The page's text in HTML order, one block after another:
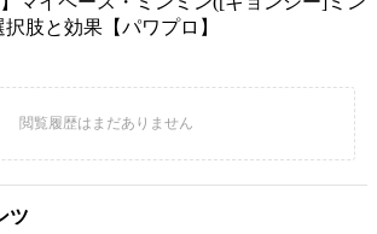
肢と効果【パワプロ】
ツ